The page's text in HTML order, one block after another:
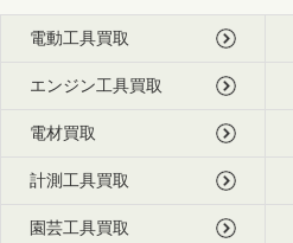
電動工具買取
エンジン工具買取
電材買取
計測工具買取
園芸工具買取